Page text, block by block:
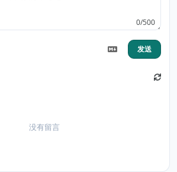
0/500
发送
没有留言